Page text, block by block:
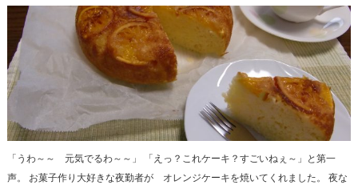
「うわ～～ 元気でるわ～～」 「えっ？これケーキ？すごいねぇ～」と第一
声。 お菓子作り大好きな夜勤者が オレンジケーキを焼いてくれました。 夜な